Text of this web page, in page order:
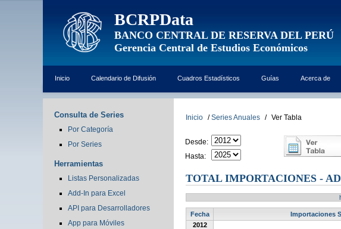
BCRPData
BANCO CENTRAL DE RESERVA DEL PERÚ
Gerencia Central de Estudios Económicos
Inicio Calendario de Difusión Cuadros Estadísticos Guías Acerca de
Consulta de Series
Por Categoría
Por Series
Herramientas
Listas Personalizadas
Add-In para Excel
API para Desarrolladores
App para Móviles
Inicio / Series Anuales / Ver Tabla
Desde:
Hasta:
TOTAL IMPORTACIONES -
Fecha
Importaciones
2012